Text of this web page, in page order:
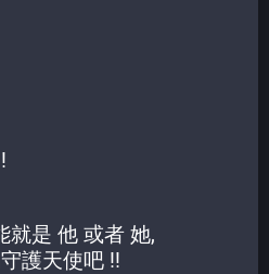
就是 他 或者 她,
護天使吧 !!